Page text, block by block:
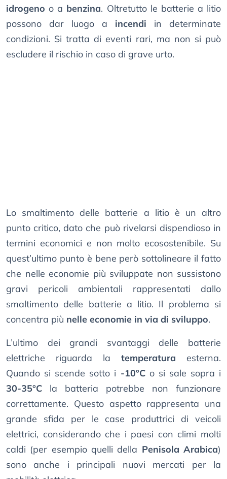
idrogeno o a benzina. Oltretutto le batterie a litio
possono dar luogo a incendi in determinate
condizioni. Si tratta di eventi rari, ma non si può
escludere il rischio in caso di grave urto.
Lo smaltimento delle batterie a litio è un altro
punto critico, dato che può rivelarsi dispendioso in
termini economici e non molto ecosostenibile. Su
quest’ultimo punto è bene però sottolineare il fatto
che nelle economie più sviluppate non sussistono
gravi pericoli ambientali rappresentati dallo
smaltimento delle batterie a litio. Il problema si
concentra più nelle economie in via di sviluppo.
L’ultimo dei grandi svantaggi delle batterie
elettriche riguarda la temperatura esterna.
Quando si scende sotto i -10°Co si sale sopra i
30-35°C la batteria potrebbe non funzionare
correttamente. Questo aspetto rappresenta una
grande sfida per le case produttrici di veicoli
elettrici, considerando che i paesi con climi molti
caldi (per esempio quelli della Penisola Arabica)
sono anche i principali nuovi mercati per la